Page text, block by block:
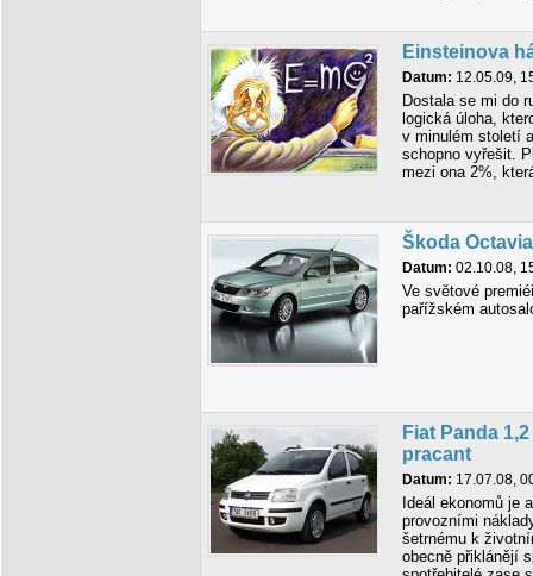
Einsteinova
Datum: 12.05.09,
Dostala se mi do
logická úloha,
v minulém století
schopno vyřešit.
mezi ona 2%,
Škoda
Datum: 02.10.08,
Ve světové
pařížském
Fiat Panda
pracant
Datum: 17.07.08,
Ideál ekonomů je
provozními
šetrnému k
obecně přiklánějí